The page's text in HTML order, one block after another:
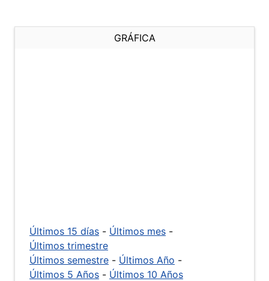
GRÁFICA
Últimos 15 días - Últimos mes -
Últimos trimestre
Últimos semestre - Últimos Año -
Últimos 5 Años - Últimos 10 Años